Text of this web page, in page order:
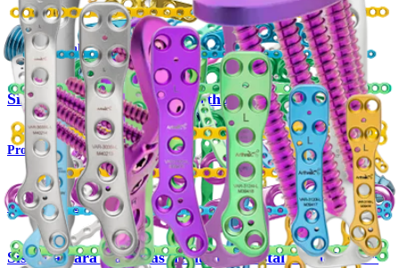
Small Animal
Sistema de placa cortable OrthoLine™
Producto
Small Animal
Sistema para fracturas de húmero distal OrthoLine™